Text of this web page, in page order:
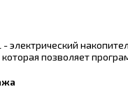
- электрический
позволяет